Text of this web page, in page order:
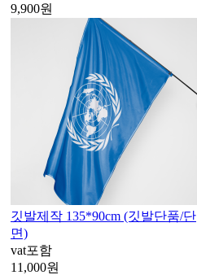
9,900원
깃발제작 135*90cm (깃발단품/단
면)
vat포함
11,000원